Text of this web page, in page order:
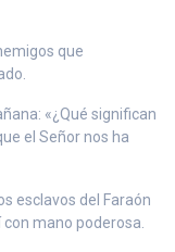
que
«¿Qué significan
el Señor nos ha
esclavos del Faraón
mano poderosa.